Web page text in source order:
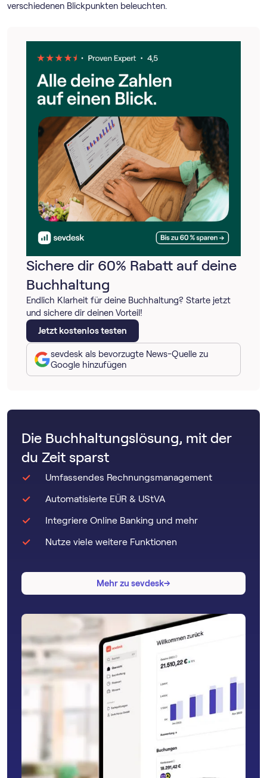
Sichere dir 60% Rabatt auf deine
Buchhaltung
Endlich Klarheit für deine Buchhaltung? Starte jetzt
und sichere dir deinen Vorteil!
Jetzt kostenlos testen
sevdesk als bevorzugte News-Quelle zu
Google hinzufügen
verschiedenen Blickpunkten beleuchten.
Die Buchhaltungslösung, mit der
du Zeit sparst
Umfassendes Rechnungsmanagement
Automatisierte EÜR & UStVA
Integriere Online Banking und mehr
Nutze viele weitere Funktionen
Mehr zu sevdesk→
→